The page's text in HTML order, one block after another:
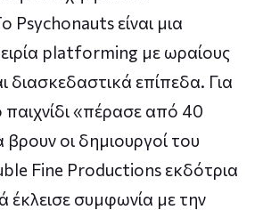
Psychonauts είναι μια
platforming με ωραίους
διασκεδαστικά επίπεδα. Για
παιχνίδι «πέρασε από 40
βρουν οι δημιουργοί του
Fine Productions εκδότρια
έκλεισε συμφωνία με την